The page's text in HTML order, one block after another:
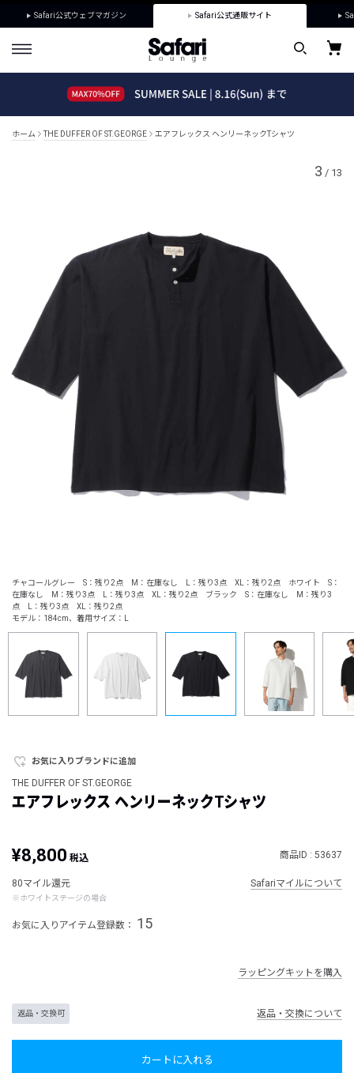
Safari公式ウェブマガジン Safari公式通販サイト
ホーム THE DUFFER OF ST.GEORGE エアフレックス ヘンリーネックTシャツ
チャコールグレー S：残り2点 M：在庫なし L：残り3点 XL：残り2点 ホワイト S：
在庫なし M：残り3点 L：残り3点 XL：残り2点 ブラック S：在庫なし M：残り3
点 L：残り3点 XL：残り2点
モデル：184cm、着用サイズ：L
3 / 13
お気に入りブランドに追加
THE DUFFER OF ST.GEORGE
エアフレックス ヘンリーネックTシャツ
¥8,800 税込 商品ID : 53637
80マイル還元
※ホワイトステージの場合
Safariマイルについて
お気に入りアイテム登録数： 15
ラッピングキットを購入
返品・交換可 返品・交換について
カートに入れる